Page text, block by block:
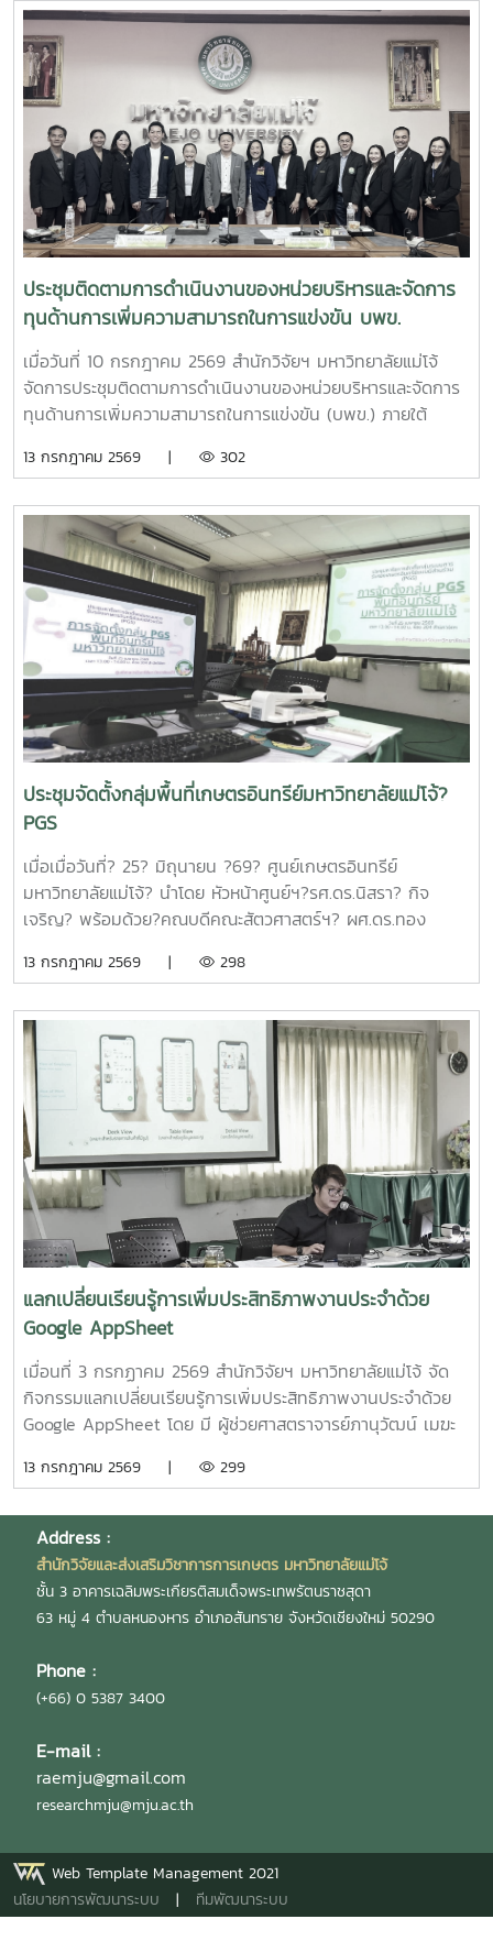
ความคืบหน้าการดำเนินโครงการการพัฒนาระบบการผลิตเห็ดขี้
ควายเพื่อประโยชน์ทางการแพทย์ โดยมีรองศาสตราจารย์ ดร.ชัย
ยศ สัมฤทธิ์สกุล รองอธิการบดีมหาวิทยาลัยแม่โจ้ ให้เกียรติเป็นผู้
แทนมหาวิทยาลัยกล่าวต้อนรับ โครงการดังกล่าวเป็นความร่วม
มือระหว่างสำนักงาน ป.ป.ส. และมหาวิทยาลัยแม่โจ้ ภายใต้
โครงการแผนงานบูรณาการการวิจัย พัฒนา และกำกับควบคุม
เห็ดขี้ควายในประเทศไทย เพื่อใช้ประโยชน์ทางการแพทย์ภายใต้
ระบบควบคุมของรัฐ ตามมาตรการควบคุมแห่งพระราชกฤษฎีกา
กำหนดพื้นที่ทดลองเพาะปลูกและสกัดสารสำคัญจากพืชฝิ่นและ
พืชเห็ดขี้ควายเพื่อประโยชน์ในการศึกษาวิจัย พ.ศ. 2568 ณ ห้อง
ประชุม 2 ชั้น 2 อาคารจุฬาภรณ์ คณะวิทยาศาสตร์ มหาวิทยาลัย
แม่โจ้
ประชุมติดตามการดำเนินงานของหน่วยบริหารและจัดการ
ทุนด้านการเพิ่มความสามารถในการแข่งขัน บพข.
เมื่อวันที่ 10 กรกฎาคม 2569 สำนักวิจัยฯ มหาวิทยาลัยแม่โจ้
จัดการประชุมติดตามการดำเนินงานของหน่วยบริหารและจัดการ
ทุนด้านการเพิ่มความสามารถในการแข่งขัน (บพข.) ภายใต้
แข่งขันและการพัฒนาพื้นที่ (องค์การมหาชน) ณ ห้องประชุมรวง
ศาสตราจารย์ ดร.สุบรรณ ฝอยกลาง รองผู้อำนวยการสำนักวิจัย
และส่งเสริมวิชาการการเกษตร ฝ่ายวิจัย มหาวิทยาลัยแม่โจ้ กล่าว
ต้อนรับและแนะนำมหาวิทยาลัยแม่โจ้แก่คณะผู้เข้าร่วมประชุมในการ
นี้ดร.อัญชัญ ชมภูพวง รองผู้อำนวยการหน่วยบริหารและจัดการ
ทุนด้านการเพิ่มความสามารถในการแข่งขัน ได้นำเสนอข้อมูล
กรอบการดำเนินงานของหน่วยบริหารและจัดการทุนฯ และสรุปผล
การดำเนินงานของมหาวิทยาลัยแม่โจ้ในช่วงปีงบประมาณ 2563
– 2568 และการนำเสนอความก้าวหน้าโครงการวิจัยที่ได้รับการ
สนับสนุนทุนจากหน่วยบริหารและจัดการทุนด้านการเพิ่มความ
สามารถในการแข่งขัน ณ ห้องประชุมรวงผึ้ง ชั้น 5 สำนัก
มหาวิทยาลัย มหาวิทยาลัยแม่โจ้ซึ่งการนำเสนอความก้าวหน้า
โครงการวิจัยที่ได้รับการสนับสนุนทุนจากหน่วยบริหารและจัดการ
ทุนด้านการเพิ่มความสามารถในการแข่งขัน จำนวน 6 โครงการ
ดังนี้1.โครงการ "กลยุทธ์การตลาดการท่องเที่ยวคาร์บอนสุทธิเป็น
ศูนย์สำหรับนักท่องเที่ยวเชิงอาสาสมัครในพื้นที่ภาคเหนือตอนบน"
โดย ดร.กาญจนา สมมิตร หัวหน้าโครงการ2.โครงการ "การ
ผู้ช่วยศาสตราจารย์ ดร.สุพัตรา วงศ์แสนใหม่ หัวหน้า
คลินิกของผลิตภัณฑ์มูลค่าเพิ่มจากส่วนเหลือใช้การแปรรูปปลา
ลูกผสมบึกสยามแม่โจ้" โดย รองศาสตราจารย์ ดร.ดวงพร อมร
เลิศพิศาล หัวหน้าโครงการ4.โครงการ "การขยายสเกลการผลิต
สารเสริมโปรตีนปลาไฮโดรไลเสตสำหรับเป็นสารเสริมกระตุ้นการ
กินในสัตว์เลี้ยง ระดับกึ่งอุตสาหกรรม" โดย รองศาสตราจารย์
ดร.ดวงพร อมรเลิศพิศาล หัวหน้าโครงการ5.โครงการ "การ
ทดสอบทางคลินิกของผลิตภัณฑ์โพรไบโอติกต่อภาวะซึมเศร้า
หลังคลอดและสุขภาพลำไส้ในมารดาหลังคลอด" โดย รอง
ศาสตราจารย์ ดร.ดวงพร อมรเลิศพิศาล หัวหน้า
โครงการ6.โครงการ "เทคโนโลยีการอุ่นน้ำในระบบเพาะฟักพันธุ์
ปลาด้วยระบบผลิตน้ำร้อนและไฟฟ้าพลังงานแสงอาทิตย์ร่วมกับ
ปั๊มความร้อนอัจฉริยะเพื่อเพิ่มศักยภาพการผลิตพันธุ์ปลาเชิง
พาณิชย์" โดย ผู้ช่วยศาสตราจารย์ ดร.สราวุธ พลวงษ์ศรี หัวหน้า
โครงการ
13 กรกฎาคม 2569 | 302
ประชุมจัดตั้งกลุ่มพื้นที่เกษตรอินทรีย์มหาวิทยาลัยแม่โจ้?
PGS
เมื่อเมื่อวันที่? 25? มิถุนายน ?69? ศูนย์เกษตรอินทรีย์
มหาวิทยาลัยแม่โจ้? นำโดย หัวหน้าศูนย์ฯ?รศ.ดร.นิสรา? กิจ
เจริญ? พร้อมด้วย?คณบดีคณะสัตวศาสตร์ฯ? ผศ.ดร.ทอง
รศ.ดร.อภินันท์? สุวรรณรักษ์? และคณาจารย์/?เจ้าหน้าที่จาก
PGS?.... ซึ่งได้ลงมติให้จัดตั้งกลุ่มในนาม? #กลุ่มอินทนินแม่
โจ้PGS? โดยมีศูนย์เกษตรอินทรีย์ฯเป็นพี่เลี้ยงกลุ่ม? และในที่
ประชุมมีมติเป็นเอกฉันท์ให้ผศ.ดร.ทองเลียน? บัวจูม? เป็น
ประธานกลุ่ม?ฯ? และน.ส.สุนันทา? ศรีรัตนา? เป็นผู้ประสานงาน?
กลุ่มฯ
13 กรกฎาคม 2569 | 298
แลกเปลี่ยนเรียนรู้การเพิ่มประสิทธิภาพงานประจำด้วย
Google AppSheet
เมื่อนที่ 3 กรกฏาคม 2569 สำนักวิจัยฯ มหาวิทยาลัยแม่โจ้ จัด
กิจกรรมแลกเปลี่ยนเรียนรู้การเพิ่มประสิทธิภาพงานประจำด้วย
Google AppSheet โดย มี ผู้ช่วยศาสตราจารย์ภานุวัฒน์ เมฆะ
พร้อมทั้งเป็นวิทยากร และแลกเปลี่ยนเรียนรู้การจัดทำหนังสือ
งานวิจัย และบริการวิชาการ โดยมี นายสมยศ มีสุข ผู้อำนวย
การกองบริหารงานวิจัย นางสุรีย์พร กิตติพิทยาพงศ์ หัวหน้างาน
บริหารและธุรการ และ นางสาวเกศณี จิตรัตน์ รักษาการใน
ตำแหน่งหัวหน้างานคลังและพัสดุ เป็นวิทยากร เพื่อให้บุคลากร
สามารถนำไปประยุกต์ใช้ในการปฏิบัติงานได้อย่างมีประสิทธิภาพ
และถูกต้องตามระเบียบ โดยมี ผู้บริหาร และบุคลากรสำนักวิจัยฯ
เข้าร่วมกิจกรรมดังกล่าวอย่างพร้อมเพรียง ณ ห้องประชุม 304
มหาวิทยาลัยแม่โจ้
13 กรกฎาคม 2569 | 299
Address :
สำนักวิจัยและส่งเสริมวิชาการการเกษตร มหาวิทยาลัยแม่โจ้
ชั้น 3 อาคารเฉลิมพระเกียรติสมเด็จพระเทพรัตนราชสุดา
63 หมู่ 4 ตำบลหนองหาร อำเภอสันทราย จังหวัดเชียงใหม่ 50290
Phone :
(+66) 0 5387 3400
E-mail :
raemju@gmail.com
researchmju@mju.ac.th
Web Template Management 2021
นโยบายการพัฒนาระบบ | ทีมพัฒนาระบบ